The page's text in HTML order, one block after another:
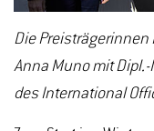
Die
Anna Muno mit
des International